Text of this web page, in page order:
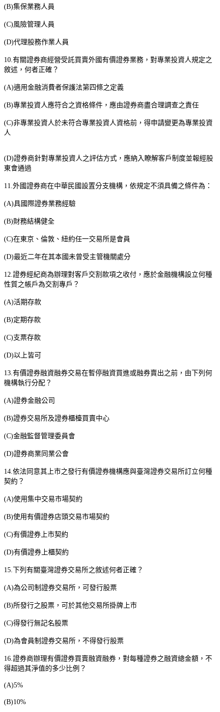
(B)集保業務人員
(C)風險管理人員
(D)代理股務作業人員
10. 有關證券商經營受託買賣外國有價證券業務，對專業投資人規定之
敘述，何者正確？
(A)適用金融消費者保護法第四條之定義
(B)專業投資人應符合之資格條件，應由證券商盡合理調查之責任
(C)非專業投資人於未符合專業投資人資格前，得申請變更為專業投資
人
(D)證券商針對專業投資人之評估方式，應納入瞭解客戶制度並報經股
東會通過
11. 外國證券商在中華民國設置分支機構，依規定不須具備之條件為：
(A)具國際證券業務經驗
(B)財務結構健全
(C)在東京、倫敦、紐約任一交易所是會員
(D)最近二年在其本國未曾受主管機關處分
12. 證券經紀商為辦理對客戶交割款項之收付，應於金融機構設立何種
性質之帳戶為交割專戶？
(A)活期存款
(B)定期存款
(C)支票存款
(D)以上皆可
13. 有價證券融資融券交易在暫停融資買進或融券賣出之前，由下列何
機構執行分配？
(A)證券金融公司
(B)證券交易所及證券櫃檯買賣中心
(C)金融監督管理委員會
(D)證券商業同業公會
14. 依法同意其上市之發行有價證券機構應與臺灣證券交易所訂立何種
契約？
(A)使用集中交易市場契約
(B)使用有價證券店頭交易市場契約
(C)有價證券上市契約
(D)有價證券上櫃契約
15. 下列有關臺灣證券交易所之敘述何者正確？
(A)為公司制證券交易所，可發行股票
(B)所發行之股票，可於其他交易所掛牌上市
(C)得發行無記名股票
(D)為會員制證券交易所，不得發行股票
16. 證券商辦理有價證券買賣融資融券，對每種證券之融資總金額，不
得超過其淨值的多少比例？
(A)5%
(B)10%